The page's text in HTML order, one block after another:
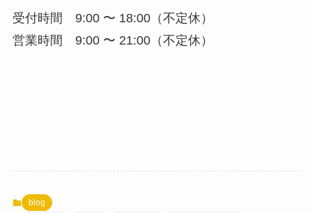
受付時間 9:00 〜 18:00（不定休）
営業時間 9:00 〜 21:00（不定休）
blog